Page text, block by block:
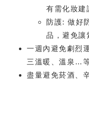
有需化妝建
防護: 做好
品，避免讓
一週內避免劇烈
三溫暖、溫泉…等
盡量避免菸酒、